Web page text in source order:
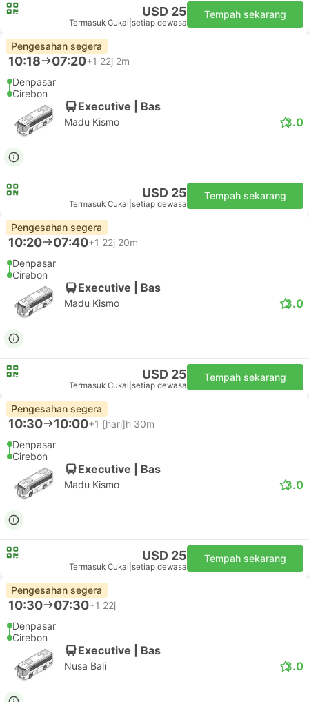
USD 25
Termasuk Cukai setiap dewasa
Tempah sekarang
Pengesahan segera
10:18 07:20+1 22j 2m
Denpasar
Cirebon
Executive | Bas
Madu Kismo 3.0
USD 25
Termasuk Cukai setiap dewasa
Tempah sekarang
Pengesahan segera
10:20 07:40+1 22j 20m
Denpasar
Cirebon
Executive | Bas
Madu Kismo 3.0
USD 25
Termasuk Cukai setiap dewasa
Tempah sekarang
Pengesahan segera
10:30 10:00+1 [hari]h 30m
Denpasar
Cirebon
Executive | Bas
Madu Kismo 3.0
USD 25
Termasuk Cukai setiap dewasa
Tempah sekarang
Pengesahan segera
10:30 07:30+1 22j
Denpasar
Cirebon
Executive | Bas
Nusa Bali 3.0